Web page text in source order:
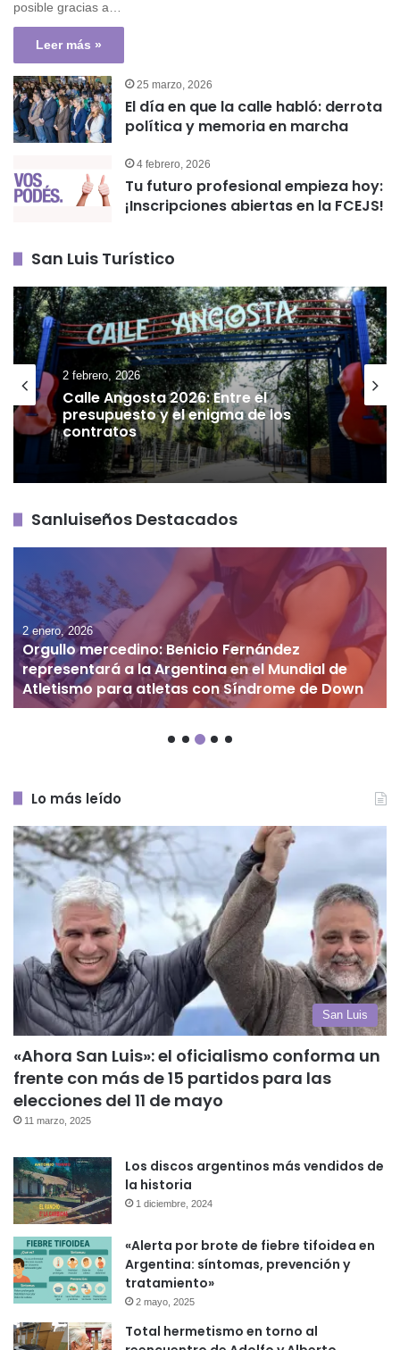
posible gracias a…
Leer más »
25 marzo, 2026
El día en que la calle habló: derrota
política y memoria en marcha
4 febrero, 2026
Tu futuro profesional empieza hoy:
¡Inscripciones abiertas en la FCEJS!
San Luis Turístico
2 febrero, 2026
Calle Angosta 2026: Entre el
presupuesto y el enigma de los
contratos
Sanluiseños Destacados
30 diciembre, 2025
Fuegos sanluiseños que seguirán ardiendo
Lo más leído
San Luis
«Ahora San Luis»: el oficialismo conforma un
frente con más de 15 partidos para las
elecciones del 11 de mayo
11 marzo, 2025
Los discos argentinos más vendidos de
la historia
1 diciembre, 2024
«Alerta por brote de fiebre tifoidea en
Argentina: síntomas, prevención y
tratamiento»
2 mayo, 2025
Total hermetismo en torno al